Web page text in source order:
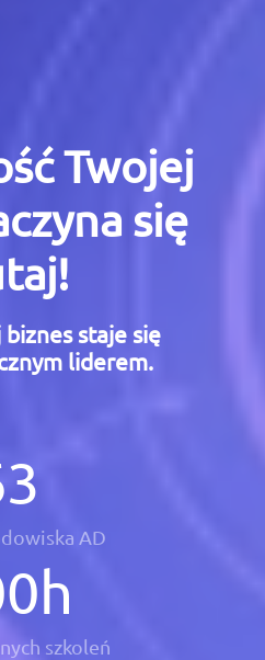
Twojej
się
biznes staje się
liderem.
AD
h
szkoleń